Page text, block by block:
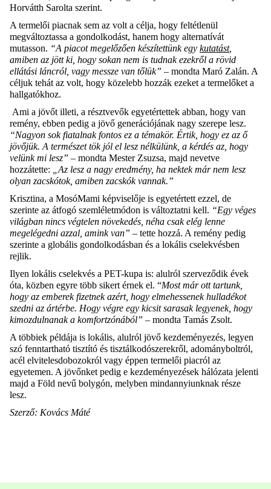
Horvátth Sarolta szerint.
A termelői piacnak sem az volt a célja, hogy feltétlenül
megváltoztassa a gondolkodást, hanem hogy alternatívát
mutasson. “A piacot megelőzően készítettünk egy kutatást,
amiben az jött ki, hogy sokan nem is tudnak ezekről a rövid
ellátási láncról, vagy messze van tőlük” – mondta Maró Zalán. A
céljuk tehát az volt, hogy közelebb hozzák ezeket a termelőket a
hallgatókhoz.
Ami a jövőt illeti, a résztvevők egyetértettek abban, hogy van
remény, ebben pedig a jövő generációjának nagy szerepe lesz.
“Nagyon sok fiatalnak fontos ez a témakör. Értik, hogy ez az ő
jövőjük. A természet tök jól el lesz nélkülünk, a kérdés az, hogy
velünk mi lesz” – mondta Mester Zsuzsa, majd nevetve
hozzátette:
„Az lesz a nagy eredmény, ha nektek már nem lesz
olyan zacskótok, amiben zacskók vannak.”
Krisztina, a MosóMami képviselője is egyetértett ezzel, de
szerinte az átfogó szemléletmódon is változtatni kell. “Egy véges
világban nincs végtelen növekedés, néha csak elég lenne
megelégedni azzal, amink van” – tette hozzá. A remény pedig
szerinte a globális gondolkodásban és a lokális cselekvésben
rejlik.
Ilyen lokális cselekvés a PET-kupa is: alulról szerveződik évek
óta, közben egyre több sikert érnek el. “Most már ott tartunk,
hogy az emberek fizetnek azért, hogy elmehessenek hulladékot
szedni az ártérbe. Hogy végre egy kicsit sarasak legyenek, hogy
kimozdulnanak a komfortzónából” – mondta Tamás Zsolt.
A többiek példája is lokális, alulról jövő kezdeményezés, legyen
szó fenntartható tisztító és tisztálkodószerekről, adományboltról,
acél elvitelesdobozokról vagy éppen termelői piacról az
egyetemen. A jövőnket pedig e kezdeményezések hálózata jelenti
majd a Föld nevű bolygón, melyben mindannyiunknak része
lesz.
Szerző: Kovács Máté